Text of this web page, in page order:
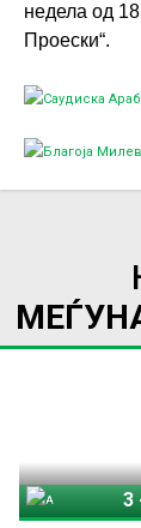
недела од
Проески“.
3